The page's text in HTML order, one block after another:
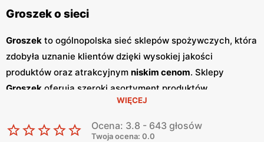
Groszek o sieci
Groszek to ogólnopolska sieć sklepów spożywczych, która
zdobyła uznanie klientów dzięki wysokiej jakości
produktów oraz atrakcyjnym niskim cenom. Sklepy
Groszek oferują szeroki asortyment produktów
spożywczych, w tym świeże owoce i warzywa, pieczywo,
nabiał, mięso oraz artykuły codziennego użytku. Klienci
cenią sobie bogaty wybór oraz częste
WIĘCEJ
Ocena: 3.8 - 643 głosów
Twoja ocena: 0.0